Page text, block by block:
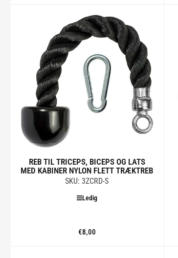
Udslidt
REB TIL TRICEPS, BICEPS OG LATS
MED KABINER NYLON FLETT TRÆKTREB
SKU: 3ZCRD-S
Ledig
Standard
€8,00